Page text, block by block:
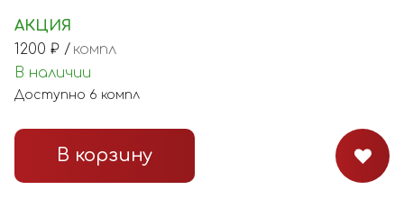
АКЦИЯ
1200 ₽ / компл
В наличии
Доступно 6 компл
В корзину